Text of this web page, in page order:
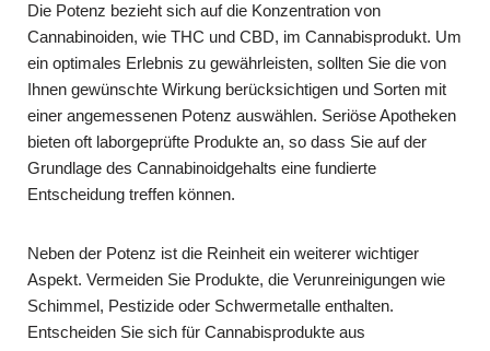
Die Potenz bezieht sich auf die Konzentration von
Cannabinoiden, wie THC und CBD, im Cannabisprodukt. Um
ein optimales Erlebnis zu gewährleisten, sollten Sie die von
Ihnen gewünschte Wirkung berücksichtigen und Sorten mit
einer angemessenen Potenz auswählen. Seriöse Apotheken
bieten oft laborgeprüfte Produkte an, so dass Sie auf der
Grundlage des Cannabinoidgehalts eine fundierte
Entscheidung treffen können.
Neben der Potenz ist die Reinheit ein weiterer wichtiger
Aspekt. Vermeiden Sie Produkte, die Verunreinigungen wie
Schimmel, Pestizide oder Schwermetalle enthalten.
Entscheiden Sie sich für Cannabisprodukte aus